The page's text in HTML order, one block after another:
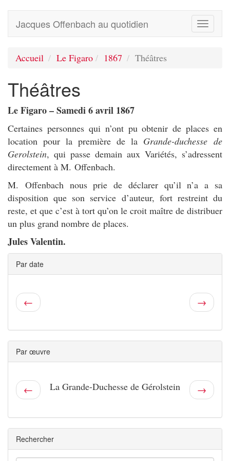
Toggle
Jacques Offenbach au quotidien
Accueil Le Figaro 1867 Théâtres
Théâtres
Le Figaro – Samedi 6 avril 1867
Certaines personnes qui n’ont pu obtenir de places en
location pour la première de la Grande-duchesse de
Gerolstein, qui passe demain aux Variétés, s’adressent
directement à M. Offenbach.
M. Offenbach nous prie de déclarer qu’il n’a a sa
disposition que son service d’auteur, fort restreint du
reste, et que c’est à tort qu’on le croit maître de distribuer
un plus grand nombre de places.
Jules Valentin.
Par date
← →
Par œuvre
← La Grande-Duchesse de Gérolstein →
Rechercher